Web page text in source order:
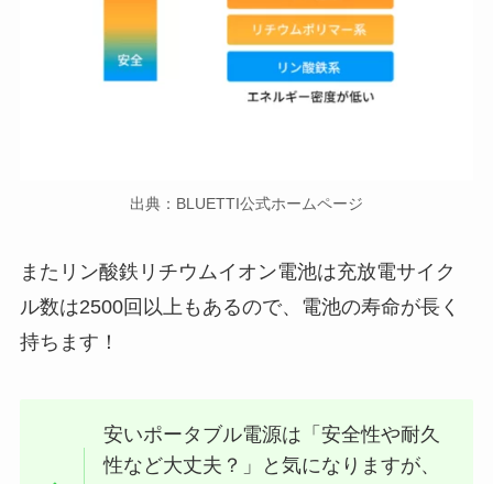
出典：BLUETTI公式ホームページ
またリン酸鉄リチウムイオン電池は充放電サイク
ル数は2500回以上もあるので、電池の寿命が長く
持ちます！
安いポータブル電源は「安全性や耐久
性など大丈夫？」と気になりますが、